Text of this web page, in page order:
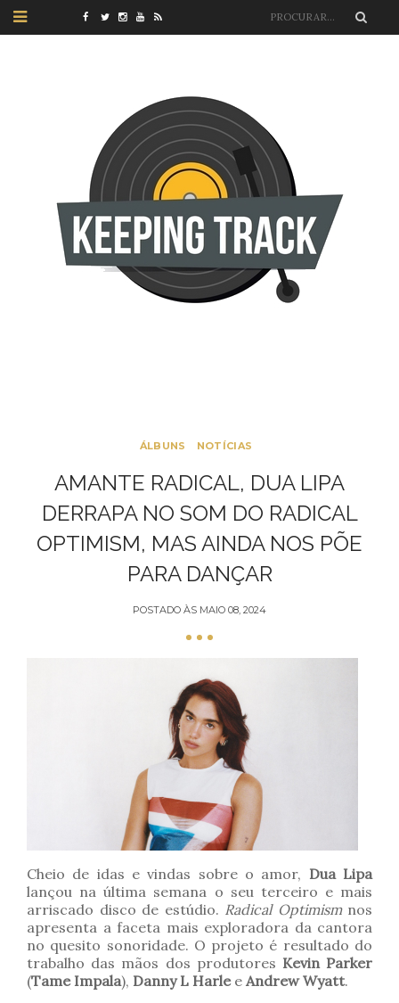
ÁLBUNS NOTÍCIAS
AMANTE RADICAL, DUA LIPA
DERRAPA NO SOM DO RADICAL
OPTIMISM, MAS AINDA NOS PÕE
PARA DANÇAR
POSTADO ÀS MAIO 08, 2024
Cheio de idas e vindas sobre o amor, Dua Lipa
lançou na última semana o seu terceiro e mais
arriscado disco de estúdio. Radical Optimismnos
apresenta a faceta mais exploradora da cantora
no quesito sonoridade. O projeto é resultado do
trabalho das mãos dos produtores Kevin Parker
(Tame Impala), Danny L Harlee Andrew Wyatt.